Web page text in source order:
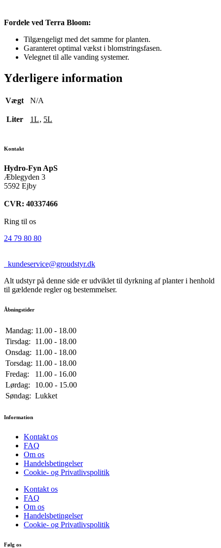
Fordele ved Terra Bloom:
Tilgængeligt med det samme for planten.
Garanteret optimal vækst i blomstringsfasen.
Velegnet til alle vanding systemer.
Yderligere information
Vægt N/A
Liter 1L, 5L
Kontakt
Hydro-Fyn ApS
Æblegyden 3
5592 Ejby
CVR: 40337466
Ring til os
24 79 80 80
kundeservice@groudstyr.dk
Alt udstyr på denne side er udviklet til dyrkning af planter i henhold
til gældende regler og bestemmelser.
Åbningstider
Mandag: 11.00 - 18.00
Tirsdag:
11.00 - 18.00
Onsdag: 11.00 - 18.00
Torsdag: 11.00 - 18.00
Fredag:
11.00 - 16.00
Lørdag:
10.00 - 15.00
Søndag: Lukket
Information
Kontakt os
FAQ
Om os
Handelsbetingelser
Cookie- og Privatlivspolitik
Kontakt os
FAQ
Om os
Handelsbetingelser
Cookie- og Privatlivspolitik
Følg os